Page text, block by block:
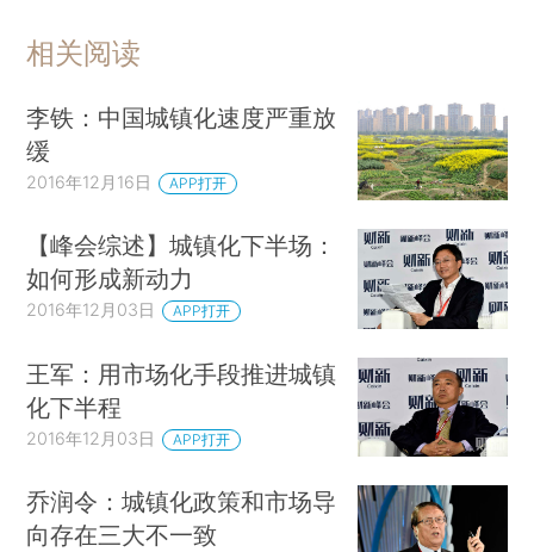
相关阅读
李铁：中国城镇化速度严重放
缓
2016年12月16日 APP打开
【峰会综述】城镇化下半场：
如何形成新动力
2016年12月03日 APP打开
王军：用市场化手段推进城镇
化下半程
2016年12月03日 APP打开
乔润令：城镇化政策和市场导
向存在三大不一致